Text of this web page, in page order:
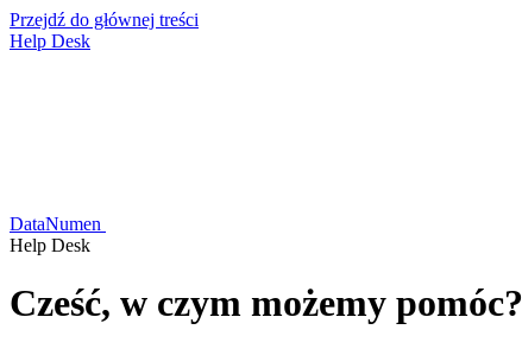
Przejdź do głównej treści
Help Desk
DataNumen
Help Desk
Cześć, w czym możemy pomóc?